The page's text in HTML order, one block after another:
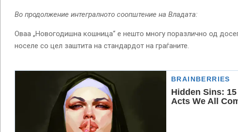
Во продолжение интегралното соопштение на Владата:
Оваа „Новогодишна кошница“ е нешто многу поразлично од
носеле со цел заштита на стандардот на граѓаните.